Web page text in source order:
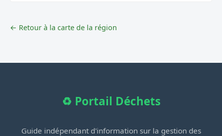
← Retour à la carte de la région
♻️ Portail Déchets
Guide indépendant d'information sur la gestion des